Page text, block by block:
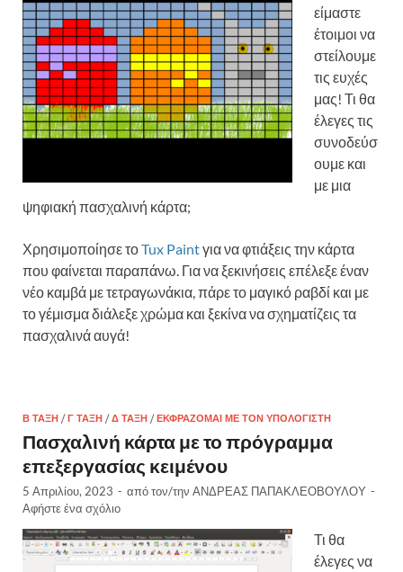
είμαστε
έτοιμοι να
στείλουμε
τις ευχές
μας! Τι θα
έλεγες τις
συνοδεύσ
ουμε και
με μια
ψηφιακή πασχαλινή κάρτα;
Χρησιμοποίησε τοTux Paintγια να φτιάξεις την κάρτα
που φαίνεται παραπάνω. Για να ξεκινήσεις επέλεξε έναν
νέο καμβά με τετραγωνάκια, πάρε το μαγικό ραβδί και με
το γέμισμα διάλεξε χρώμα και ξεκίνα να σχηματίζεις τα
πασχαλινά αυγά!
Β ΤΆΞΗ /Γ ΤΆΞΗ /Δ ΤΆΞΗ /ΕΚΦΡΆΖΟΜΑΙ ΜΕ ΤΟΝ ΥΠΟΛΟΓΙΣΤΉ
Πασχαλινή κάρτα με το πρόγραμμα
επεξεργασίας κειμένου
5 Απριλίου, 2023 - από τον/την ΑΝΔΡΕΑΣ ΠΑΠΑΚΛΕΟΒΟΥΛΟΥ -
Αφήστε ένα σχόλιο
Τι θα
έλεγες να